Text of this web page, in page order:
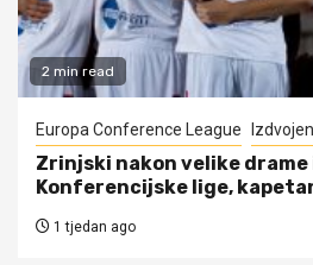
2 min read
Europa Conference League
Zrinjski nakon velike drame
Konferencijske lige,
1 tjedan ago